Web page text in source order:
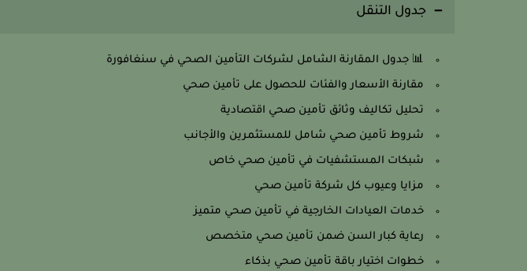
جدول التنقل
📊 جدول المقارنة الشامل لشركات التأمين الصحي في سنغافورة
مقارنة الأسعار والفئات للحصول على تأمين صحي
تحليل تكاليف وثائق تأمين صحي اقتصادية
شروط تأمين صحي شامل للمستثمرين والأجانب
شبكات المستشفيات في تأمين صحي خاص
مزايا وعيوب كل شركة تأمين صحي
خدمات العيادات الخارجية في تأمين صحي متميز
رعاية كبار السن ضمن تأمين صحي متخصص
خطوات اختيار باقة تأمين صحي بذكاء